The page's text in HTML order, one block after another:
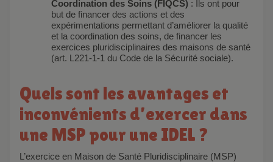
Coordination des Soins (FIQCS) : Ils ont pour
but de financer des actions et des
expérimentations permettant d’améliorer la qualité
et la coordination des soins, de financer les
exercices pluridisciplinaires des maisons de santé
(art. L221-1-1 du Code de la Sécurité sociale).
Quels sont les avantages et
inconvénients d’exercer dans
une MSP pour une IDEL ?
L’exercice en Maison de Santé Pluridisciplinaire (MSP)